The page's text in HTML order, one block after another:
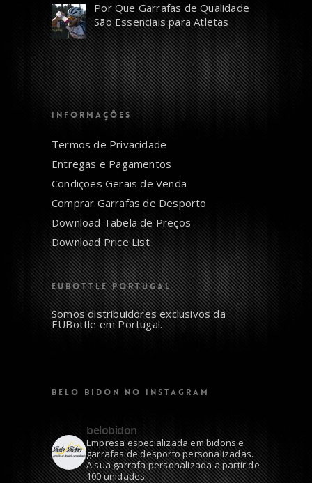
Por Que Garrafas de Qualidade
São Essenciais para Atletas
INFORMAÇÕES
Termos de Privacidade
Entregas e Pagamentos
Condições Gerais de Venda
Comprar Garrafas de Desporto
Download Tabela de Preços
Download Price List
EUBOTTLE PORTUGAL
Somos distribuidores exclusivos da
EUBottle em Portugal.
BELO BIDON NO INSTAGRAM
belobidon
Empresa especializada em bidons e
garrafas de desporto personalizadas.
A sua garrafa personalizada a partir de
100 unidades.